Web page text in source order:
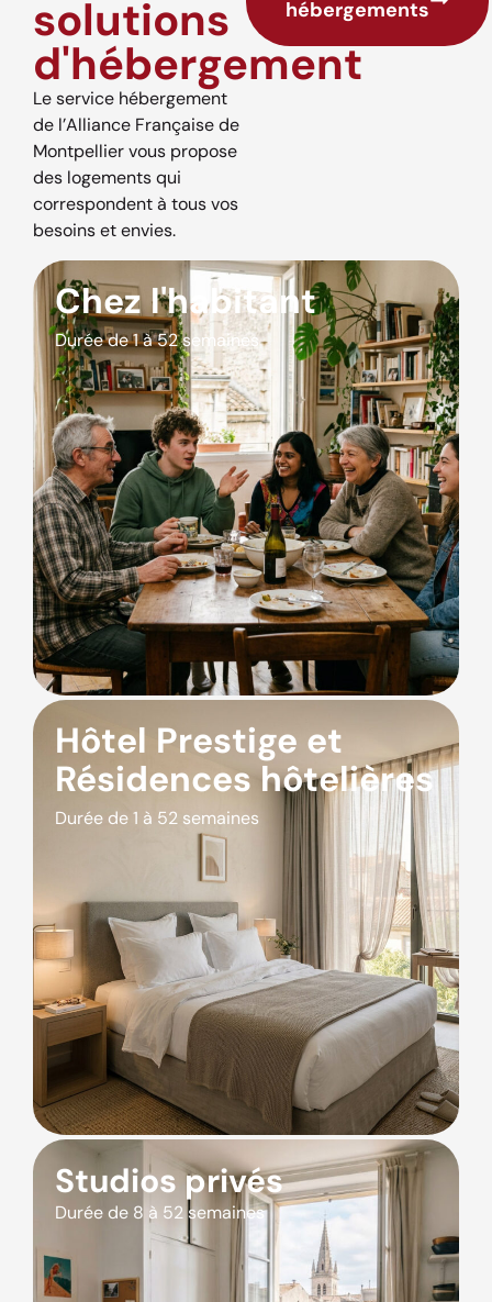
solutions
d'hébergement
Le service hébergement
de l’Alliance Française de
Montpellier vous propose
des logements qui
correspondent à tous vos
besoins et envies.
hébergements
Chez l'habitant
Durée de 1 à 52 semaines
Hôtel Prestige et
Résidences hôtelières
Durée de 1 à 52 semaines
Studios privés
Durée de 8 à 52 semaines